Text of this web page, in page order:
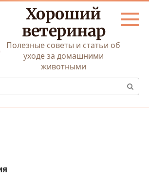
Хороший
ветеринар
Полезные советы и статьи об
уходе за домашними
животными